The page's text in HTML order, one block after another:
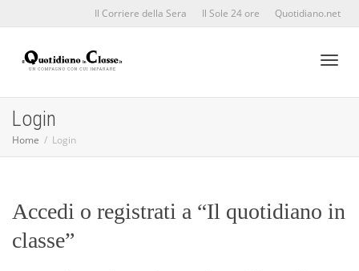
Il Corriere della Sera Il Sole 24 ore Quotidiano.net
Login
Home Login
Accedi o registrati a “Il quotidiano in
classe”